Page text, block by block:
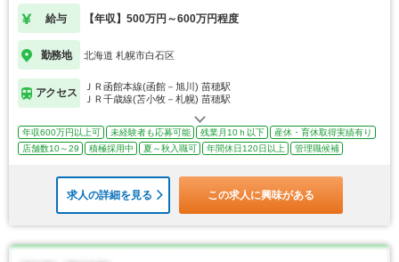
給与 【年収】500万円～600万円程度
勤務地 北海道 札幌市白石区
アクセス
ＪＲ函館本線(函館－旭川) 苗穂駅
ＪＲ千歳線(苫小牧－札幌) 苗穂駅
年収600万円以上可 未経験者も応募可能 残業月10ｈ以下
産休・育休取得実績有り
店舗数10～29
積極採用中 夏～秋入職可 年間休日120日以上 管理職候補
求人の詳細を見る この求人に興味がある